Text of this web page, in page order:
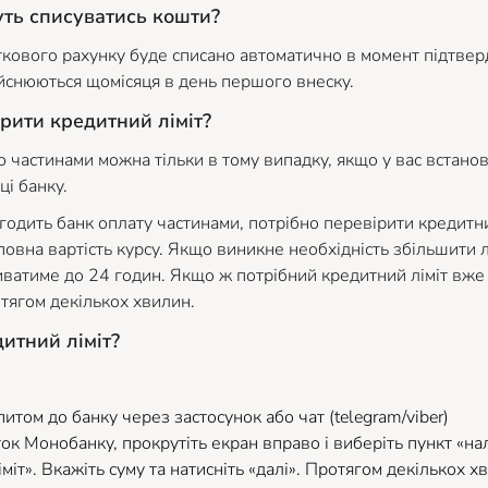
списуватись кошти?
рахунку буде списано автоматично в момент
щомісяця в день першого внеску.
кредитний ліміт?
частинами можна тільки в тому випадку, якщо у вас
банку.
банк оплату частинами, потрібно перевірити
вартість курсу. Якщо виникне необхідність збільшити
до 24 годин. Якщо ж потрібний кредитний ліміт
декількох хвилин.
ліміт?
до банку через застосунок або чат (telegram/viber)
Монобанку, прокрутіть екран вправо і виберіть пункт
Вкажіть суму та натисніть «далі». Протягом декількох